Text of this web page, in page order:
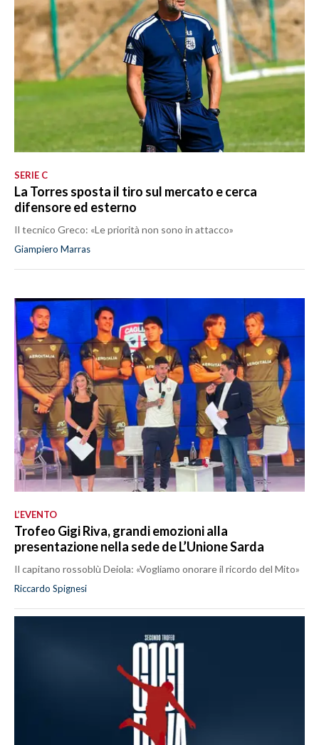
SERIE C
La Torres sposta il tiro sul mercato e cerca
difensore ed esterno
Il tecnico Greco: «Le priorità non sono in attacco»
Giampiero Marras
L’EVENTO
Trofeo Gigi Riva, grandi emozioni alla
presentazione nella sede de L’Unione Sarda
Il capitano rossoblù Deiola: «Vogliamo onorare il ricordo del Mito»
Riccardo Spignesi